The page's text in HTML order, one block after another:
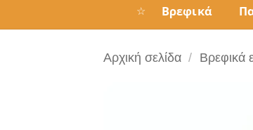
☆ Βρεφικά
Αρχική σελίδα / Βρεφικά